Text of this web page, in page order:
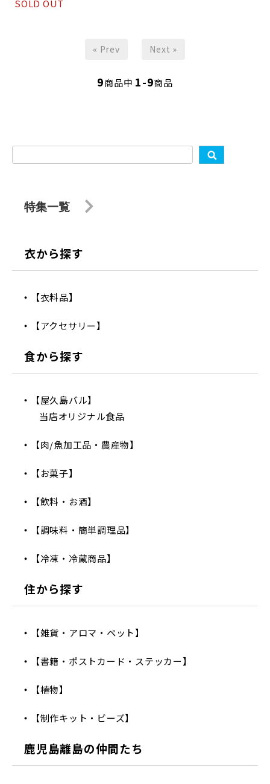
SOLD OUT
« Prev Next »
9商品中 1-9商品
特集一覧
衣から探す
【衣料品】
【アクセサリー】
食から探す
【屋久島バル】
当店オリジナル食品
【肉/魚加工品・農産物】
【お菓子】
【飲料・お酒】
【調味料・簡単調理品】
【冷凍・冷蔵商品】
住から探す
【雑貨・アロマ・ペット】
【書籍・ポストカード・ステッカー】
【植物】
【制作キット・ビーズ】
鹿児島離島の仲間たち